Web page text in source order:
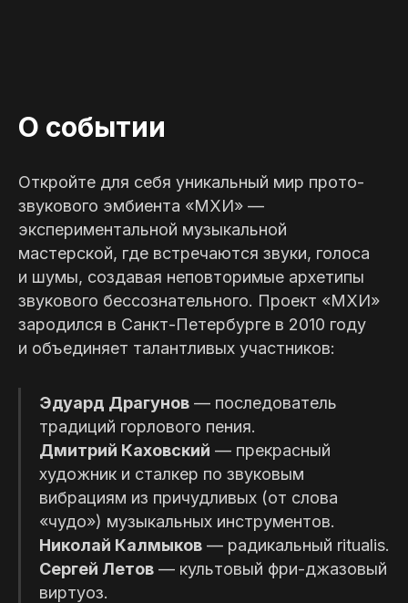
О событии
Откройте для себя уникальный мир прото-
звукового эмбиента «МХИ» —
экспериментальной музыкальной
мастерской, где встречаются звуки, голоса
и шумы, создавая неповторимые архетипы
звукового бессознательного. Проект «МХИ»
зародился в Санкт-Петербурге в 2010 году
и объединяет талантливых участников:
Эдуард Драгунов — последователь
традиций горлового пения.
Дмитрий Каховский — прекрасный
художник и сталкер по звуковым
вибрациям из причудливых (от слова
«чудо») музыкальных инструментов.
Николай Калмыков — радикальный ritualis.
Сергей Летов — культовый фри-джазовый
виртуоз.